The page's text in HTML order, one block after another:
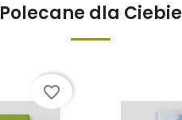
Polecane dla Ciebie
favorite_border